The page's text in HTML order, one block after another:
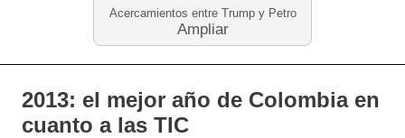
Acercamientos entre Trump y Petro
Ampliar
2013: el mejor año de Colombia en
cuanto a las TIC